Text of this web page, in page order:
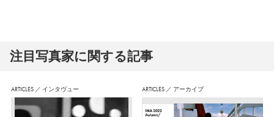
注⽬写真家に関する記事
ARTICLES ／ インタヴュー ARTICLES ／ アーカイブ